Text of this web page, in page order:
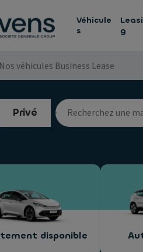
Véhicule
s
g
Nos véhicules Business Lease
Privé
disponible